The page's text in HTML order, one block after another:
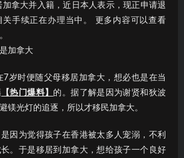
拿大并入籍，近日本人表示，现正申请退
关手续正在办理当中。 更多内容可以查看
加拿大
7岁时便随父母移居加拿大，想必也是在当
【热门爆料】 的。据了解是因为谢贤和狄波
镁光灯的追逐，所以才移民加拿大。
因为觉得孩子在香港被太多人宠溺，不利
。于是移居到加拿大，想给孩子一个良好